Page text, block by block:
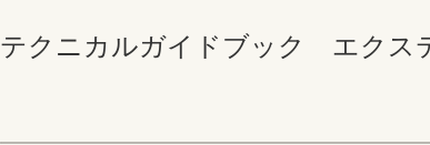
テクニカルガイドブック エクス